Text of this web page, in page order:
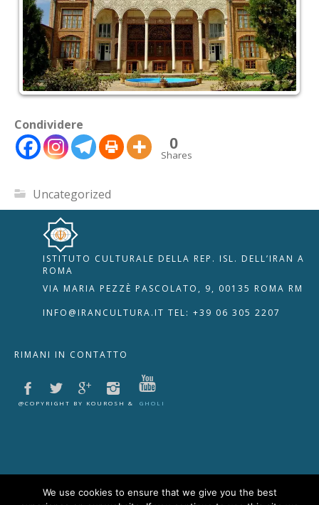
Condividere
0
Shares
Uncategorized
ISTITUTO CULTURALE DELLA REP. ISL. DELL’IRAN A
ROMA
VIA MARIA PEZZÈ PASCOLATO, 9, 00135 ROMA RM
INFO@IRANCULTURA.IT TEL: +39 06 305 2207
RIMANI IN CONTATTO
@COPYRIGHT BY KOUROSH & GHOLI
We use cookies to ensure that we give you the best
RIPRISTINA 🇮🇹 🇬🇧
Disattiva Immagini
Evidenzia Link